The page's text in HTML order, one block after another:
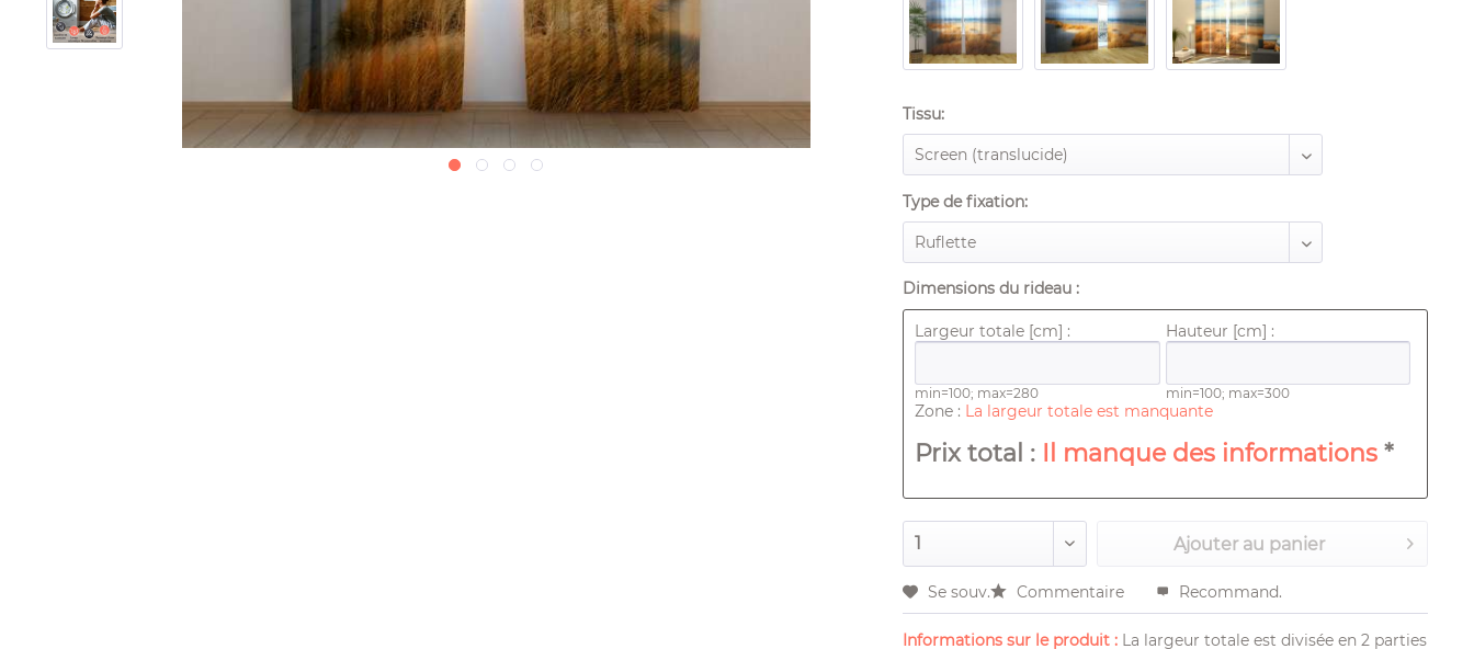
Tissu:
Type de fixation:
Dimensions du rideau :
Largeur totale [cm] : Hauteur [cm] :
min=100; max=280 min=100; max=300
Zone : La largeur totale est manquante
Prix ​​total : Il manque des informations *
Ajouter au panier
Se souv. Commentaire Recommand.
Informations sur le produit : La largeur totale est divisée en 2 parties